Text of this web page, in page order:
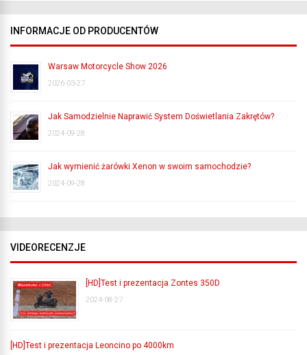
INFORMACJE OD PRODUCENTÓW
Warsaw Motorcycle Show 2026
2026-03-27
Jak Samodzielnie Naprawić System Doświetlania Zakrętów?
2024-09-28
Jak wymienić żarówki Xenon w swoim samochodzie?
2024-09-28
VIDEORECENZJE
[HD]Test i prezentacja Zontes 350D
2024-08-27
[HD]Test i prezentacja Leoncino po 4000km